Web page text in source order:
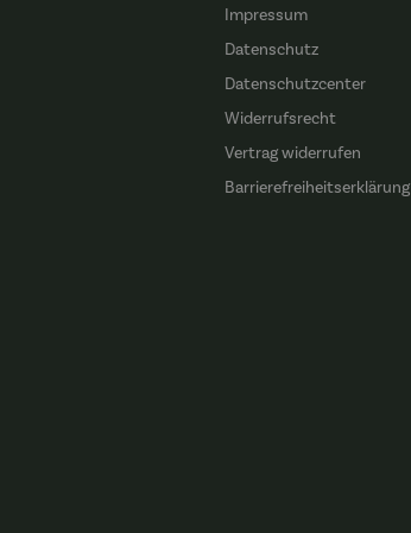
Impressum
Datenschutz
Datenschutzcenter
Widerrufsrecht
Vertrag widerrufen
Barrierefreiheitserklärung